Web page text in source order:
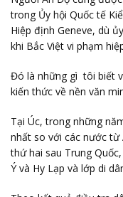
trong Ủy hội Quốc tế
Hiệp định Geneve, dù
khi Bắc Việt vi phạm
Đó là những gì tôi biết
kiến thức về nền văn
Tại Úc, trong những
nhất so với các nước từ
thứ hai sau Trung
Ý và Hy Lạp và lớp di